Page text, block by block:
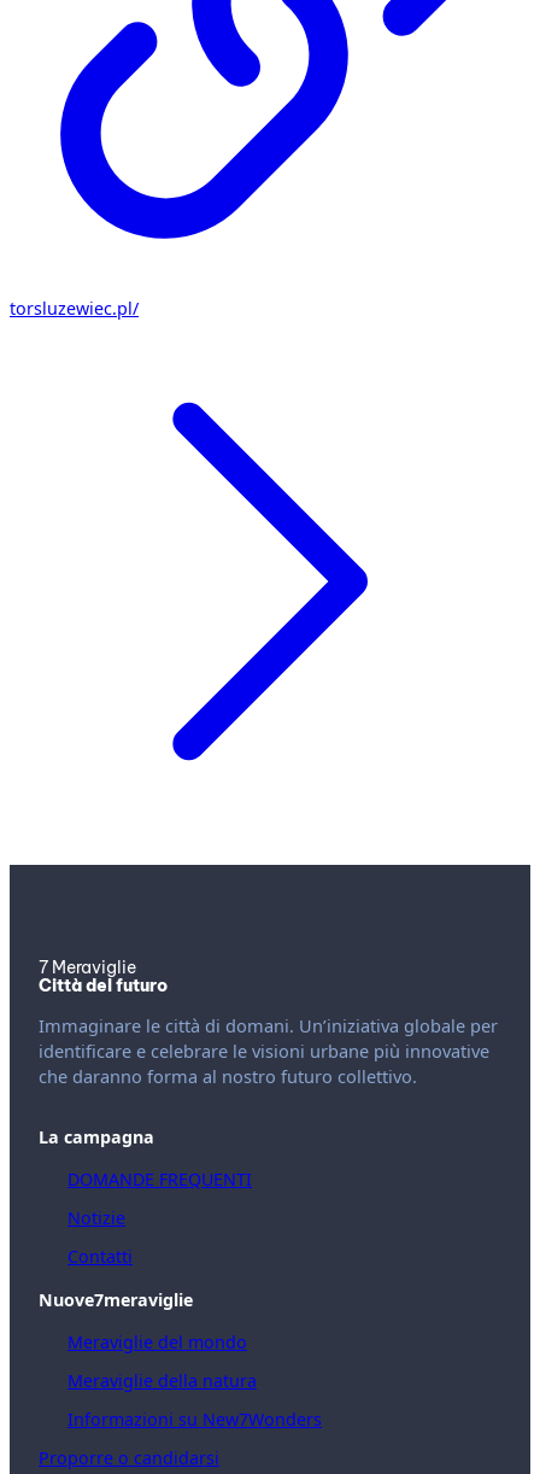
torsluzewiec.pl/
7 Meraviglie
Città del futuro
Immaginare le città di domani. Un’iniziativa globale per
identificare e celebrare le visioni urbane più innovative
che daranno forma al nostro futuro collettivo.
La campagna
DOMANDE FREQUENTI
Notizie
Contatti
Nuove7meraviglie
Meraviglie del mondo
Meraviglie della natura
Informazioni su New7Wonders
Proporre o candidarsi